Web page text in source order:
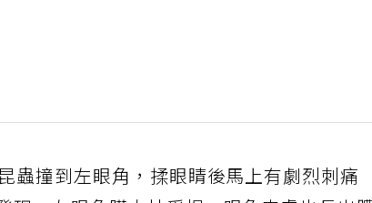
蟲撞到左眼角，揉眼睛後馬上有劇烈刺痛